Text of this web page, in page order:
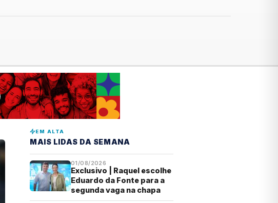
EM ALTA
MAIS LIDAS DA SEMANA
01/08/2026
Exclusivo | Raquel escolhe
Eduardo da Fonte para a
segunda vaga na chapa